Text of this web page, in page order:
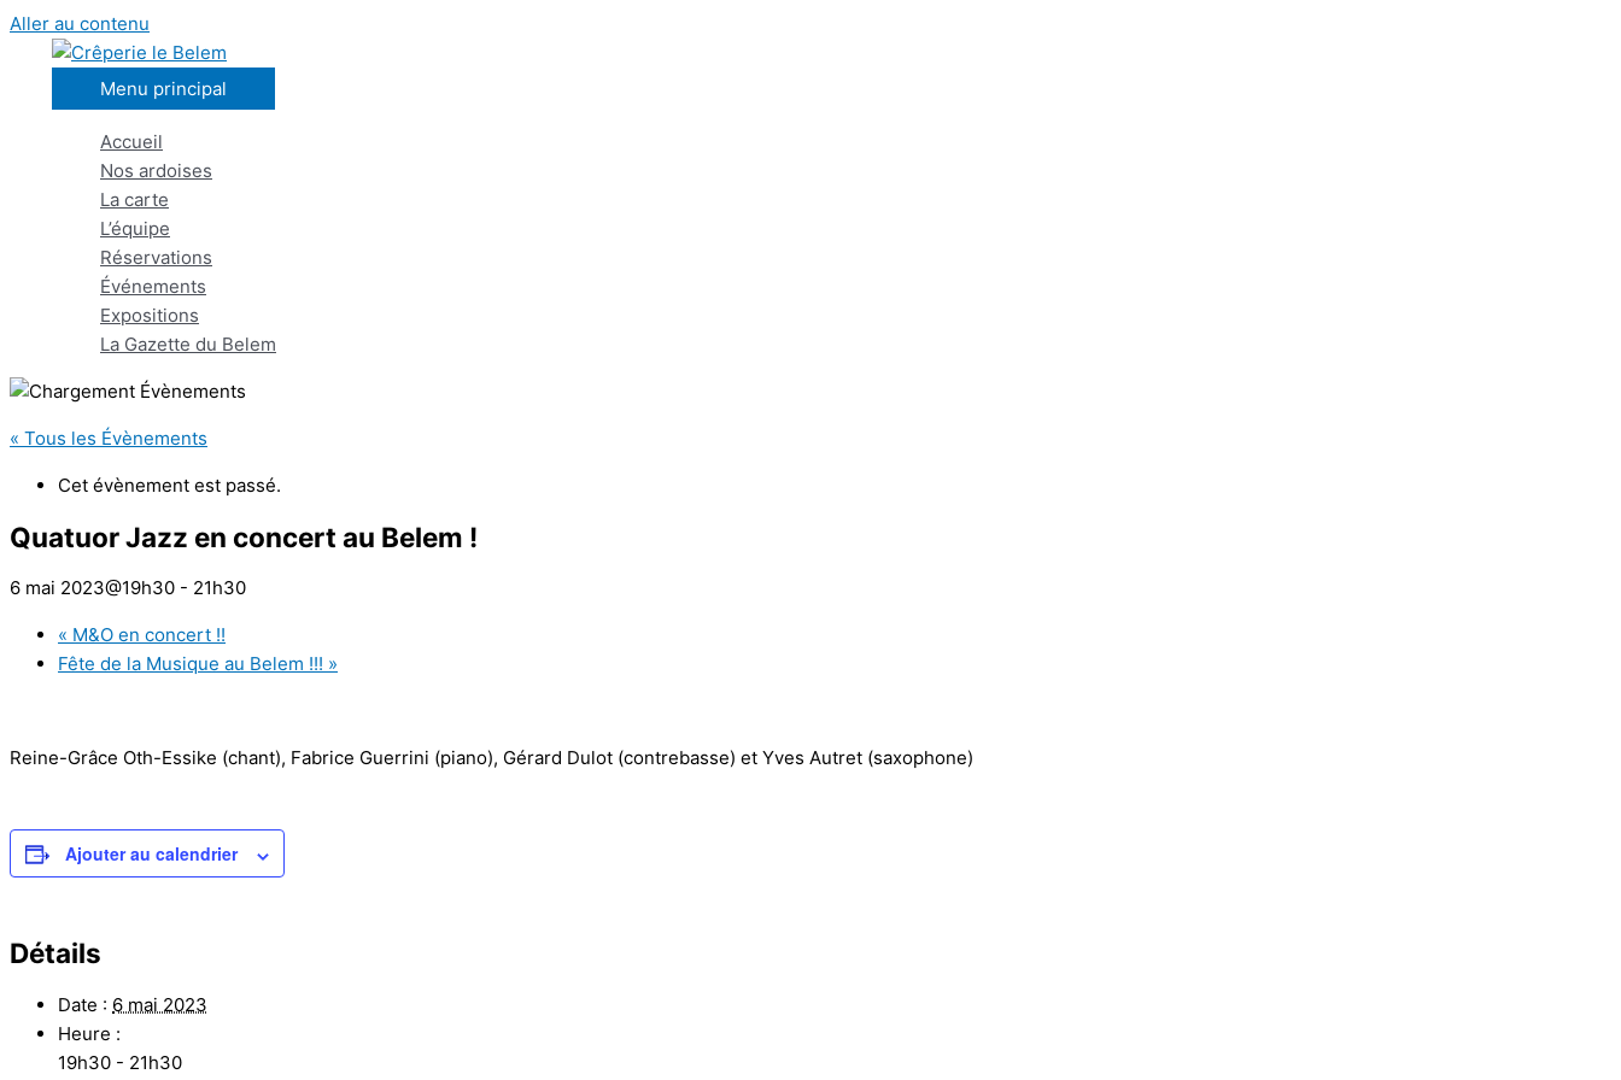
Aller au contenu
Menu principal
Accueil
Nos ardoises
La carte
L’équipe
Réservations
Événements
Expositions
La Gazette du Belem
« Tous les Évènements
Cet évènement est passé.
Quatuor Jazz en concert au Belem !
6 mai 2023@19h30 - 21h30
« M&O en concert !!
Fête de la Musique au Belem !!! »
Reine-Grâce Oth-Essike (chant), Fabrice Guerrini (piano), Gérard Dulot (contrebasse) et Yves Autret (saxophone)
Ajouter au calendrier
Détails
Date : 6 mai 2023
Heure :
19h30 - 21h30